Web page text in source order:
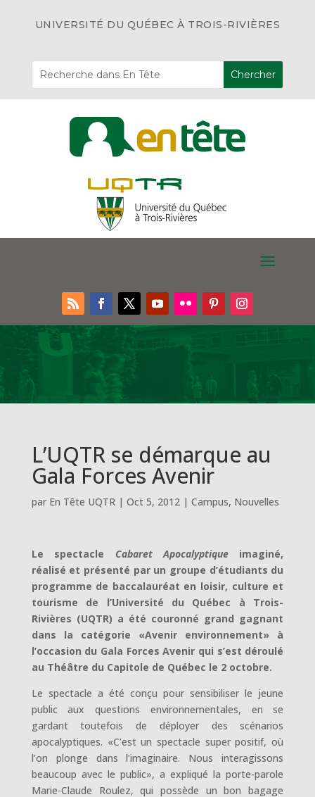
UNIVERSITÉ DU QUÉBEC À TROIS-RIVIÈRES
L’UQTR se démarque au
Gala Forces Avenir
par En Tête UQTR| Oct 5, 2012| Campus, Nouvelles
Le spectacle Cabaret Apocalyptique imaginé,
réalisé et présenté par un groupe d’étudiants du
programme de baccalauréat en loisir, culture et
tourisme de l’Université du Québec à Trois-
Rivières (UQTR) a été couronné grand gagnant
dans la catégorie «Avenir environnement» à
l’occasion du Gala Forces Avenir qui s’est déroulé
au Théâtre du Capitole de Québec le 2 octobre.
Le spectacle a été conçu pour sensibiliser le jeune
public aux questions environnementales, en se
gardant toutefois de déployer des scénarios
apocalyptiques. «C’est un spectacle super positif, où
l’on plonge dans l’imaginaire. Nous interagissons
beaucoup avec le public», a expliqué la porte-parole
Marie-Claude Roulez, qui possède un bon bagage